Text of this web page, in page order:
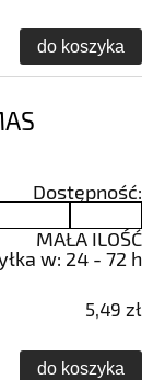
do koszyka
Dostępność:
MAŁA ILOŚĆ
w: 24 - 72 h
5,49 zł
do koszyka